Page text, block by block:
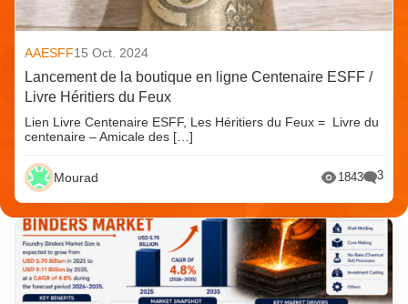
AAESFF15 Oct. 2024
Lancement de la boutique en ligne Centenaire ESFF /
Livre Héritiers du Feux
Lien Livre Centenaire ESFF, Les Héritiers du Feux = Livre du
centenaire – Amicale des […]
Mourad 1843 3